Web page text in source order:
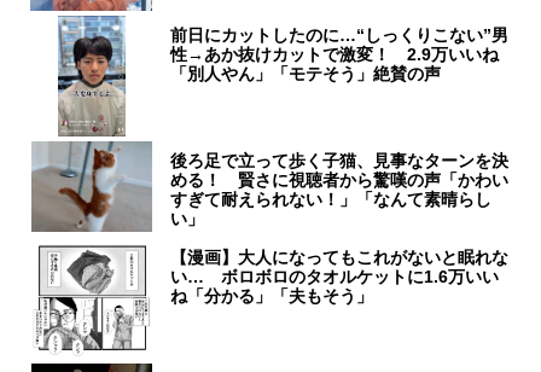
前日にカットしたのに…“しっくりこない”男
性→あか抜けカットで激変！ 2.9万いいね
「別人やん」「モテそう」絶賛の声
後ろ足で立って歩く子猫、見事なターンを決
める！ 賢さに視聴者から驚嘆の声「かわい
すぎて耐えられない！」「なんて素晴らし
い」
【漫画】大人になってもこれがないと眠れな
い… ボロボロのタオルケットに1.6万いい
ね「分かる」「夫もそう」